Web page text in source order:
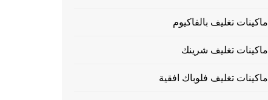
ماكينات تغليف بالفاكيوم
ماكينات تغليف شرينك
ماكينات تغليف فلوباك افقية